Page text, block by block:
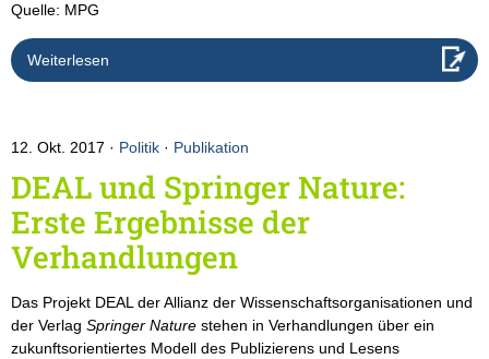
Quelle: MPG
Weiterlesen
12. Okt. 2017 Politik · Publikation
DEAL und Springer Nature:
Erste Ergebnisse der
Verhandlungen
Das Projekt DEAL der Allianz der Wissenschaftsorganisationen und
der Verlag Springer Nature stehen in Verhandlungen über ein
zukunftsorientiertes Modell des Publizierens und Lesens